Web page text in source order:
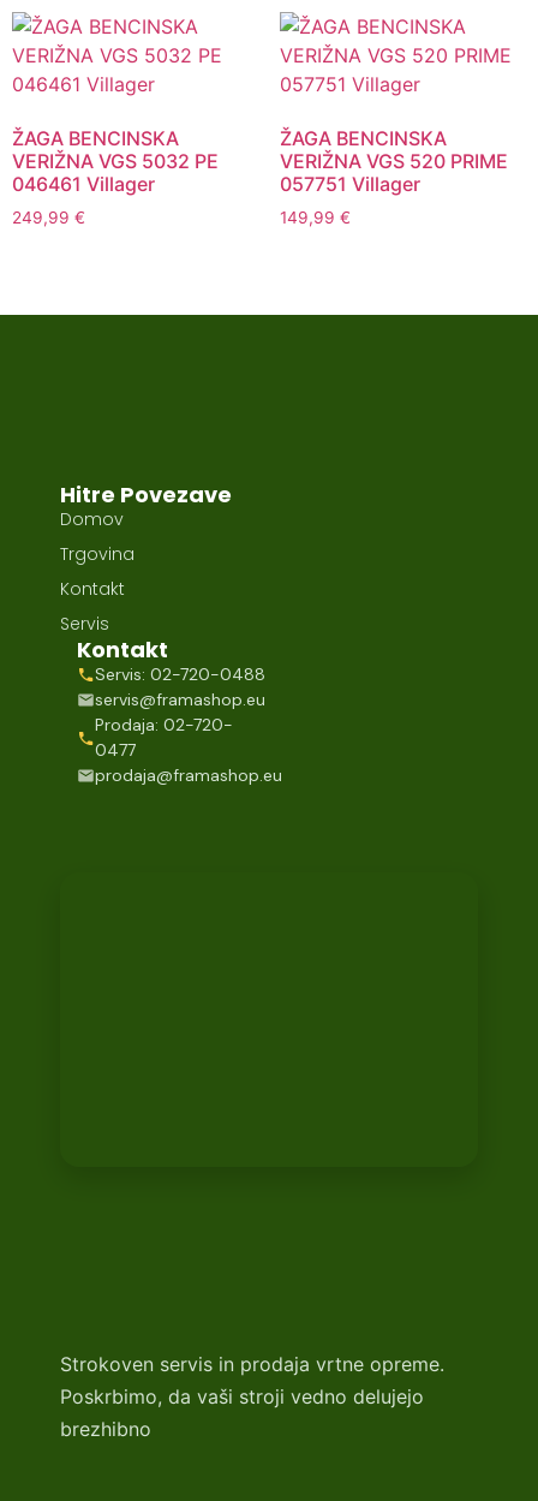
ŽAGA BENCINSKA
VERIŽNA VGS 5032 PE
046461 Villager
249,99 €
ŽAGA BENCINSKA
VERIŽNA VGS 520 PRIME
057751 Villager
149,99 €
Strokoven servis in prodaja vrtne opreme.
Poskrbimo, da vaši stroji vedno delujejo
brezhibno
Hitre Povezave
Domov
Trgovina
Kontakt
Servis
Kontakt
Servis: 02-720-0488
servis@framashop.eu
Prodaja: 02-720-
0477
prodaja@framashop.eu